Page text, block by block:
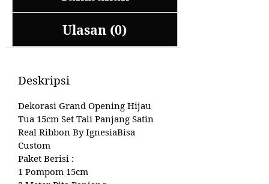
Ulasan (0)
Deskripsi
Dekorasi Grand Opening Hijau
Tua 15cm Set Tali Panjang Satin
Real Ribbon By IgnesiaBisa
Custom
Paket Berisi :
1 Pompom 15cm